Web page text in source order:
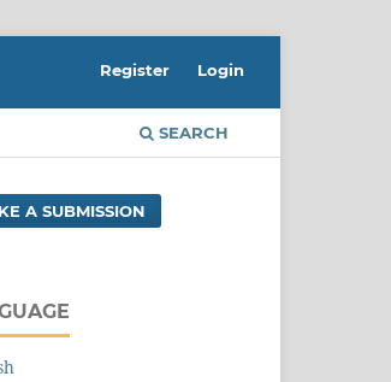
SEARCH
Register Login
A SUBMISSION